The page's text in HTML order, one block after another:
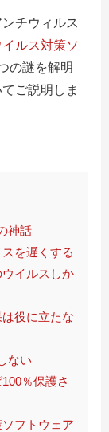
チウィルス
イルス対策ソ
の謎を解明
ご説明しま
神話
を遅くする
イルスしか
役に立たな
ない
％保護さ
フトウェア